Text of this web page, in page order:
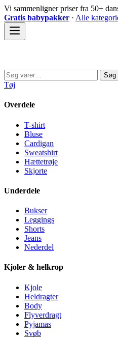
Spring
til
indhold
Vi sammenligner priser fra 50+
Gratis babypakker · Alle
Søg
efter:
Søg
Tøj
Overdele
T-shirt
Bluse
Cardigan
Sweatshirt
Hættetrøje
Skjorte
Underdele
Bukser
Leggings
Shorts
Jeans
Nederdel
Kjoler & helkrop
Kjole
Heldragter
Body
Flyverdragt
Pyjamas
Svøb